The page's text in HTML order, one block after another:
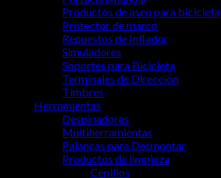
Productos de aseo para bicicleta
Protector de marco
Repuestos de Inflador
Simuladores
Soportes para Bicicleta
Terminales de Dirección
Timbres
Herramientas
Despinadores
Multiherramientas
Palancas para Desmontar
Productos de limpieza
Cepillos